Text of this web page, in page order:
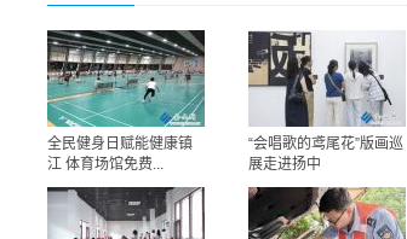
全民健身日赋能健康镇
江 体育场馆免费...
“会唱歌的鸢尾花”版画巡
展走进扬中